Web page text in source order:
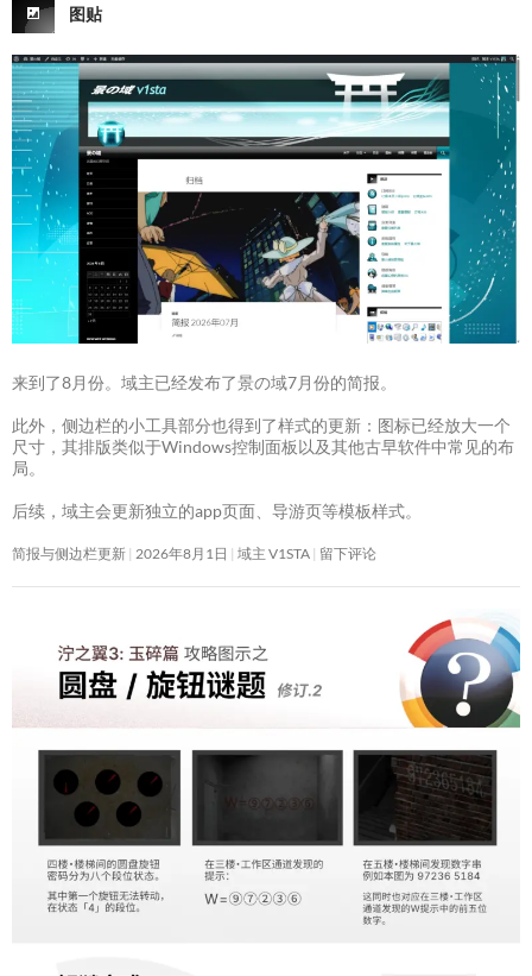
图贴
来到了8月份。域主已经发布了景の域7月份的简报。
此外，侧边栏的小工具部分也得到了样式的更新：图标已经放大一个
尺寸，其排版类似于Windows控制面板以及其他古早软件中常见的布
局。
后续，域主会更新独立的app页面、导游页等模板样式。
简报与侧边栏更新 2026年8月1日 域主 V1STA 留下评论